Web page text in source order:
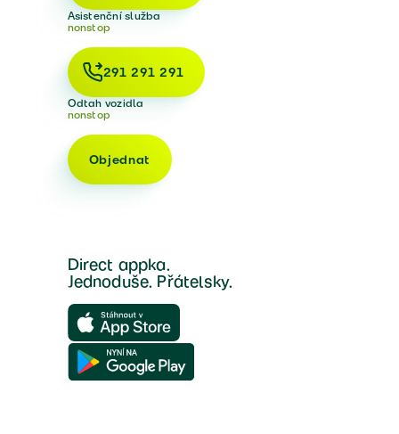
Asistenční služba
nonstop
291 291 291
Odtah vozidla
nonstop
Objednat
Direct appka.
Jednoduše. Přátelsky.